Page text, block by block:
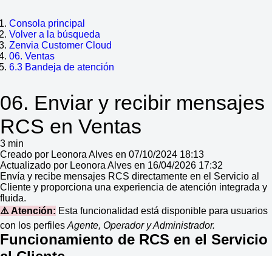
Consola principal
Volver a la búsqueda
Zenvia Customer Cloud
06. Ventas
6.3 Bandeja de atención
06. Enviar y recibir mensajes
RCS en Ventas
3 min
Creado por Leonora Alves en 07/10/2024 18:13
Actualizado por Leonora Alves en 16/04/2026 17:32
Envía y recibe mensajes RCS directamente en el Servicio al
Cliente y proporciona una experiencia de atención integrada y
fluida.
⚠️ Atención: Esta funcionalidad está disponible para usuarios
con los perfiles Agente, Operador y Administrador.
Funcionamiento de RCS en el Servicio